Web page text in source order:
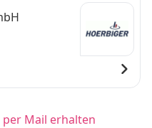
per Mail erhalten